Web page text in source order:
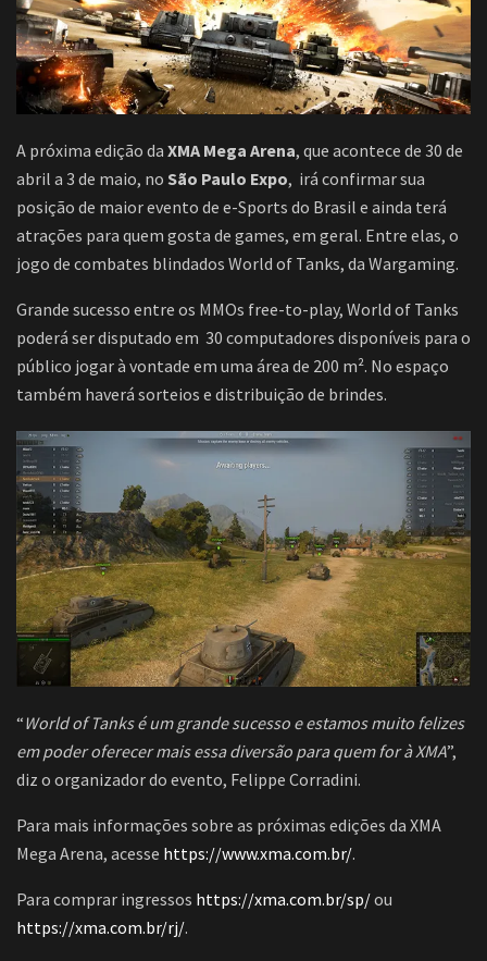
A próxima edição da XMA Mega Arena, que acontece de 30 de
abril a 3 de maio, no São Paulo Expo, irá confirmar sua
posição de maior evento de e-Sports do Brasil e ainda terá
atrações para quem gosta de games, em geral. Entre elas, o
jogo de combates blindados World of Tanks, da Wargaming.
Grande sucesso entre os MMOs free-to-play, World of Tanks
poderá ser disputado em 30 computadores disponíveis para o
público jogar à vontade em uma área de 200 m². No espaço
também haverá sorteios e distribuição de brindes.
“World of Tanks é um grande sucesso e estamos muito felizes
em poder oferecer mais essa diversão para quem for à XMA”,
diz o organizador do evento, Felippe Corradini.
Para mais informações sobre as próximas edições da XMA
Mega Arena, acesse https://www.xma.com.br/.
Para comprar ingressos https://xma.com.br/sp/ou
https://xma.com.br/rj/.